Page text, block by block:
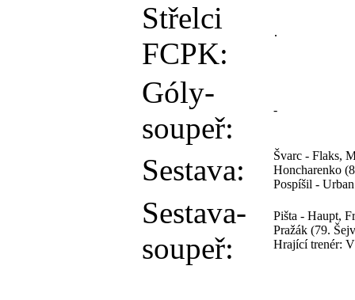
Střelci
FCPK:
Góly-
soupeř:
-
Sestava:
Švarc - Flaks,
Honcharenko
Pospíšil -
Sestava-
soupeř:
Pišta - Haupt,
Pražák (79.
Hrající trenér: